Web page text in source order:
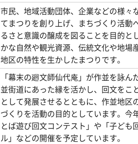
市民、地域活動団体、企業などの様々
てまつりを創り上げ、まちづくり活動
るさと意識の醸成を図ることを目的と
かな自然や観光資源、伝統文化や地場
地区の特性を生かしたまつりです。
「幕末の廻文師仙代庵」が作並を詠ん
並街道にあった縁を活かし、回文をこ
として発展させるとともに、作並地区
づくりを活動の目的としています。今
とば遊び回文コンテスト」や「子ども
ル」などの開催を予定しています。